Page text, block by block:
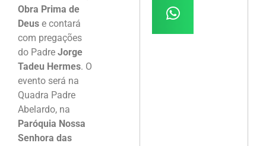
Obra Prima de
Deus e contará
com pregações
do Padre Jorge
Tadeu Hermes. O
evento será na
Quadra Padre
Abelardo, na
Paróquia Nossa
Senhora das